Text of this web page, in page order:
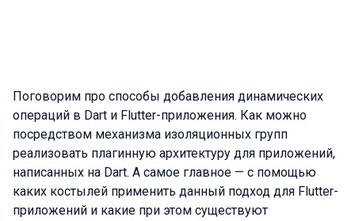
Поговорим про способы добавления динамических
операций в Dart и Flutter-приложения. Как можно
посредством механизма изоляционных групп
реализовать плагинную архитектуру для приложений,
написанных на Dart. А самое главное — с помощью
каких костылей применить данный подход для Flutter-
приложений и какие при этом существуют